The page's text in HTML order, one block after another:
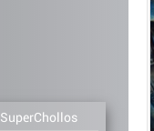
SuperChollos